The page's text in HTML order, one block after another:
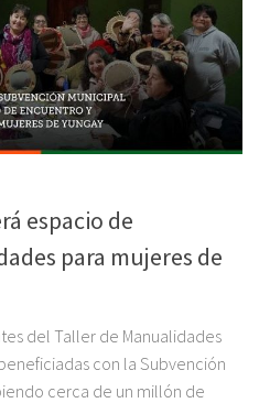
espacio de
para mujeres de
del Taller de Manualidades
con la Subvención
cerca de un millón de